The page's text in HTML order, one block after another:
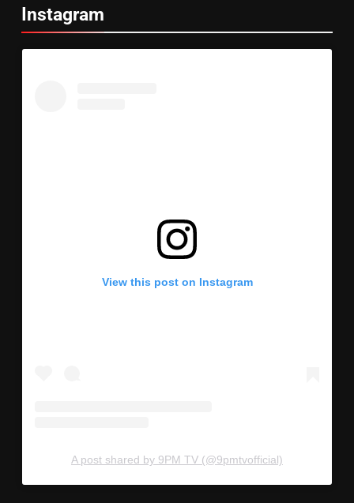
Instagram
View this post on Instagram
A post shared by 9PM TV (@9pmtvofficial)